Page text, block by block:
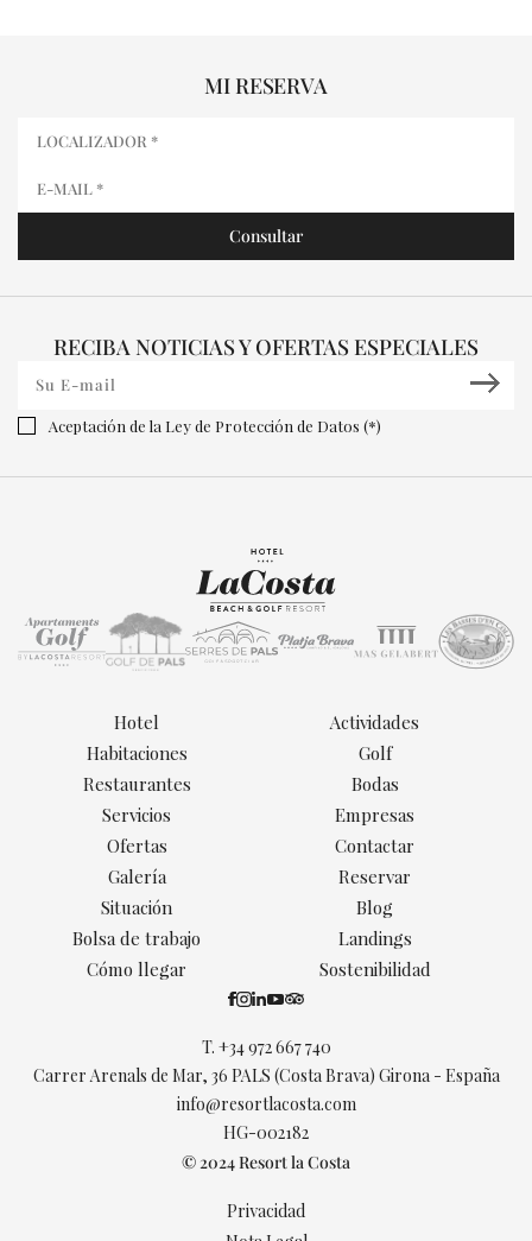
MI RESERVA
RECIBA NOTICIAS Y OFERTAS ESPECIALES
Aceptación de la Ley de Protección de Datos (*)
T. +34 972 667 740
Carrer Arenals de Mar, 36 PALS (Costa Brava) Girona - España
info@resortlacosta.com
HG-002182
Hotel
Habitaciones
Restaurantes
Servicios
Actividades
Golf
Bodas
Empresas
Ofertas
Galería
Situación
Bolsa de trabajo
Cómo llegar
Contactar
Reservar
Blog
Landings
Sostenibilidad
© 2024 Resort la Costa
Privacidad